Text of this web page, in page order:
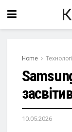
Home
10.05.2026